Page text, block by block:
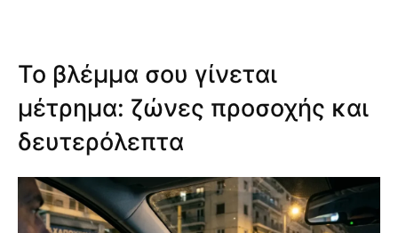
Το βλέμμα σου γίνεται
μέτρημα: ζώνες προσοχής και
δευτερόλεπτα